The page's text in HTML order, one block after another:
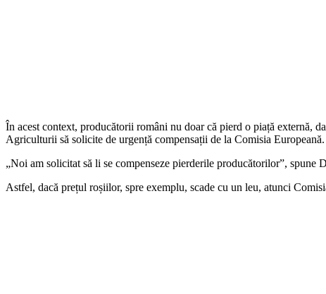
În acest context, producătorii români nu doar că pierd o piață externă,
Agriculturii să solicite de urgență compensații de la Comisia Europeană.
„Noi am solicitat să li se compenseze pierderile producătorilor”,
Astfel, dacă prețul roșiilor, spre exemplu, scade cu un leu, atunci